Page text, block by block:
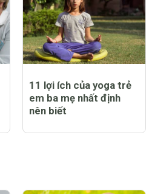
11 lợi ích của yoga trẻ
em ba mẹ nhất định
nên biết